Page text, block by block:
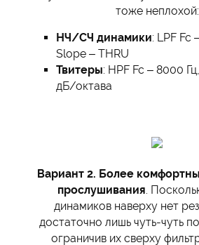
тоже неплохой:
НЧ/СЧ динамики: LPF Fc
Slope – THRU
Твитеры: HPF Fc – 8000
дБ/октава
Вариант 2. Более
прослушивания .
динамиков наверху нет
достаточно лишь чуть-чуть
ограничив их сверху